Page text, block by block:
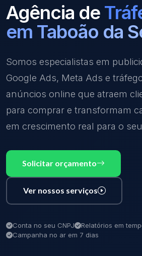
Agência de
em Taboão da
Somos especialistas em
Google Ads, Meta Ads e
anúncios online que atraem
para comprar e transformam
em crescimento real para o
Solicitar orçamento
Ver nossos serviços
Conta no seu CNPJ
Relatórios em
Campanha no ar em 7 dias